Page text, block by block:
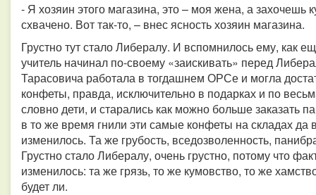
- Я хозяин этого магазина, это – моя жена, а захочешь
схвачено. Вот так-то, – внес ясность хозяин магазина.
Грустно тут стало Либералу. И вспомнилось ему,
учитель начинал по-своему «заискивать» перед
Тарасовича работала в тогдашнем ОРСе и могла
конфеты, правда, исключительно в подарках и по
словно дети, и старались как можно больше заказать
в то же время гнили эти самые конфеты на складах да
изменилось. Та же грубость, вседозволенность,
Грустно стало Либералу, очень грустно, потому что
изменилось: та же грязь, то же кумовство, то же
будет ли.